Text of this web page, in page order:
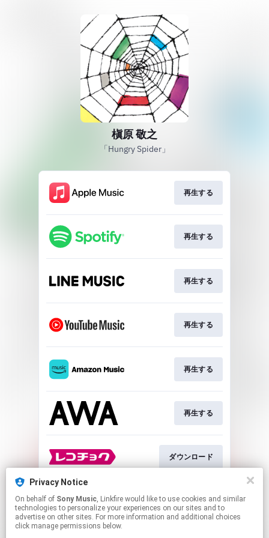
Privacy Notice
On behalf of Sony Music, Linkfire would like to use cookies and similar
technologies to personalize your experiences on our sites and to
advertise on other sites. For more information and additional choices
click manage permissions below.
槇原 敬之
「Hungry Spider」
再生する
再生する
再生する
再生する
再生する
再生する
ダウンロード
ダウンロード